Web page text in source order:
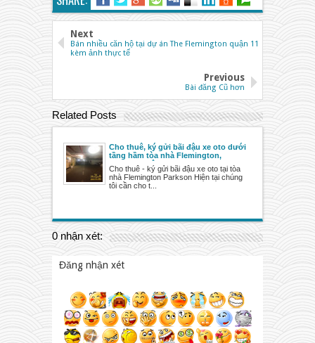
Next
Bán nhiều căn hộ tại dự án The Flemington quận 11
kèm ảnh thực tế
Previous
Bài đăng Cũ hơn
Related Posts
Cho thuê, ký gửi bãi đậu xe oto dưới
tầng hầm tòa nhà Flemington,
Parkson quận 11
Cho thuê - ký gửi bãi đậu xe oto tại tòa
nhà Flemington Parkson Hiện tại chúng
tôi cần cho t...
0 nhận xét:
Đăng nhận xét